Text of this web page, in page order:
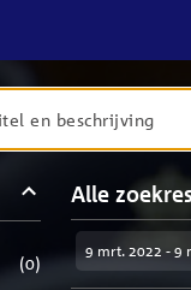
(0)
Alle
9 mrt. 2022 - 9